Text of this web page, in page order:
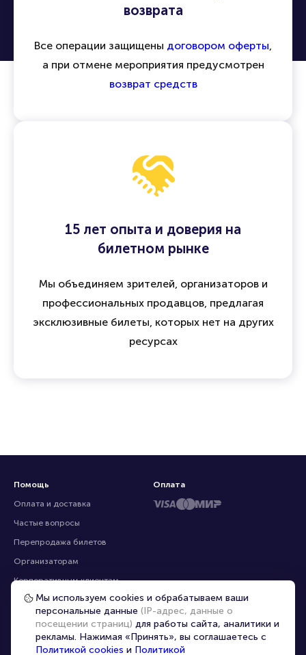
возврата
Все операции защищены договором оферты
а при отмене мероприятия предусмотрен
возврат средств
15 лет опыта и доверия на
билетном рынке
Мы объединяем зрителей, организаторов и
профессиональных продавцов, предлагая
эксклюзивные билеты, которых нет на других
ресурсах
Помощь
Оплата и доставка
Частые вопросы
Перепродажа билетов
Организаторам
Корпоративным клиентам
VIP-билеты
Условия использования
Персональные данные
8-800-500-42-62
Оплата
Мы используем cookies и обрабатываем ваши
персональные данные (IP-адрес, данные о
посещении страниц) для работы сайта, аналитики и
рекламы. Нажимая «Принять», вы соглашаетесь с
Политикой cookies и Политикой